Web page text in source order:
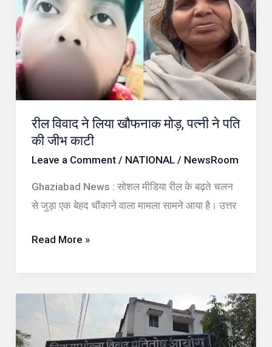
रील विवाद ने लिया खौफनाक मोड़, पत्नी ने पति
की जीभ काटी
Leave a Comment / NATIONAL/ NewsRoom
Ghaziabad News : सोशल मीडिया रील के बढ़ते चलन
से जुड़ा एक बेहद चौंकाने वाला मामला सामने आया है। उत्तर
ने
खौफनाक
मोड़,
पत्नी
पति
की
जीभ
काटी
Read More »
बिलासपुर
उपभोक्ता
आयोग